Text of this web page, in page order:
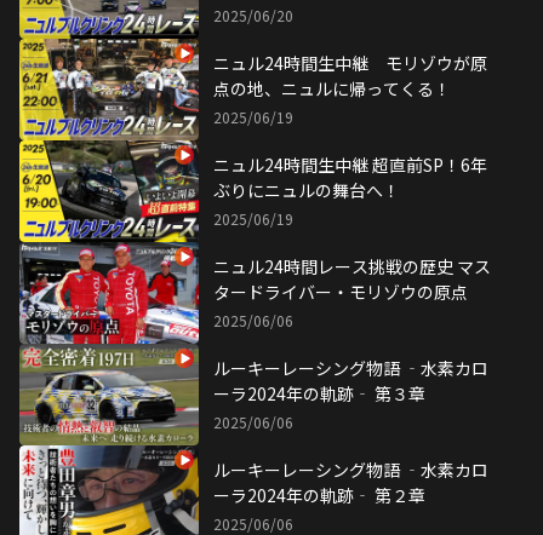
2025/06/20
ニュル24時間生中継 モリゾウが原
点の地、ニュルに帰ってくる！
2025/06/19
ニュル24時間生中継 超直前SP！6年
ぶりにニュルの舞台へ！
2025/06/19
ニュル24時間レース挑戦の歴史 マス
タードライバー・モリゾウの原点
2025/06/06
ルーキーレーシング物語 ‐水素カロ
ーラ2024年の軌跡‐ 第３章
2025/06/06
ルーキーレーシング物語 ‐水素カロ
ーラ2024年の軌跡‐ 第２章
2025/06/06